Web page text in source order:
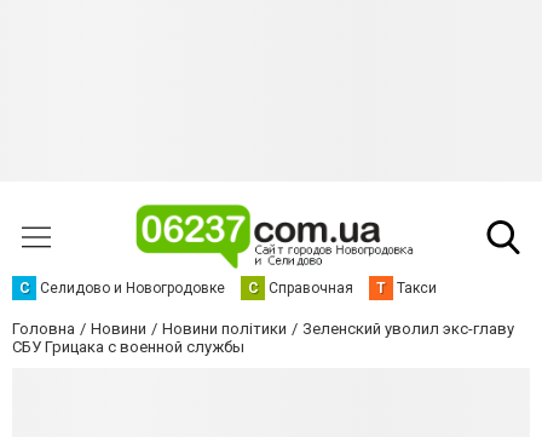
С Селидово и Новогродовке С Справочная Т Такси
Головна Новини Новини політики
Зеленский уволил экс-главу
СБУ Грицака с военной службы